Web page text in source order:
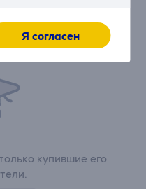
Я согласен
купившие его